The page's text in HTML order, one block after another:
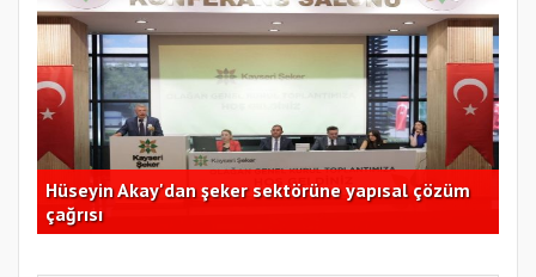
Hüseyin Akay'dan şeker sektörüne yapısal çözüm
çağrısı